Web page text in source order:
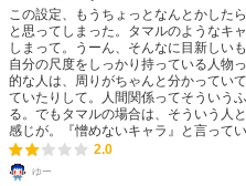
この設定、もうちょっとなんとかした
と思ってしまった。タマルのようなキ
しまって。うーん、そんなに目新しい
自分の尺度をしっかり持っている人物
的な人は、周りがちゃんと分かってい
ていたりして。人間関係ってそういう
る。でもタマルの場合は、そういう人
感じが。『憎めないキャラ』と言って
2.0
ゆー